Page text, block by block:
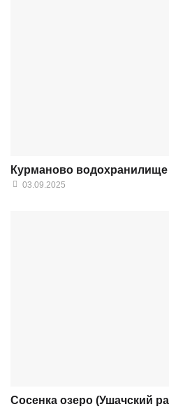
Курманово
03.09.2025
Сосенка озеро (Ушачский